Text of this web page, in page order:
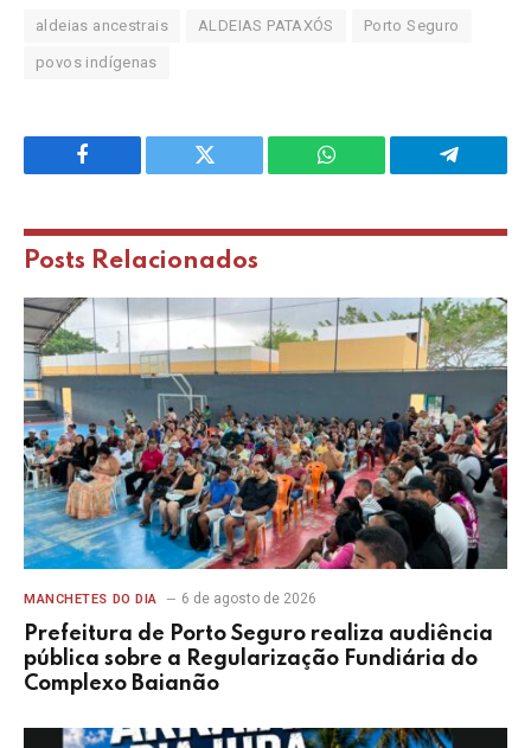
aldeias ancestrais ALDEIAS PATAXÓS Porto Seguro
povos indígenas
Facebook Twitter WhatsApp Telegram
Posts Relacionados
MANCHETES DO DIA 6 de agosto de 2026
Prefeitura de Porto Seguro realiza audiência
pública sobre a Regularização Fundiária do
Complexo Baianão